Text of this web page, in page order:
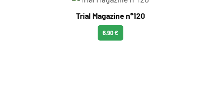
Trial Magazine n°120
6.90 €